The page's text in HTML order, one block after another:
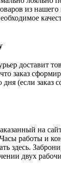
из
доставит
заказ
(если заказ
на
работы и
здесь.
двух